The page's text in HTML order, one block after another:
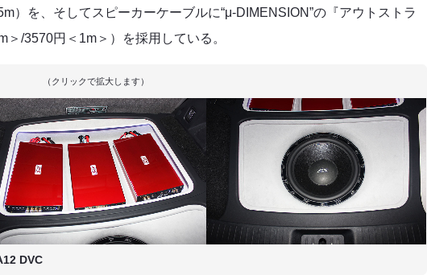
）を、そしてスピーカーケーブルに“μ-DIMENSION”の『アウトストラ
/3570円＜1m＞）を採用している。
（クリックで拡大します）
DVC